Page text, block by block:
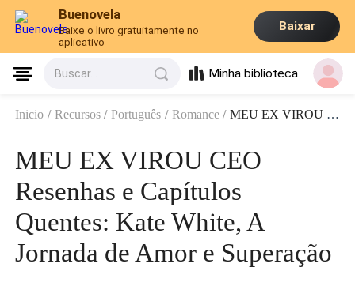
Buenovela
Baixe o livro gratuitamente no
aplicativo
Baixar
Buscar... Minha biblioteca
Inicio / Recursos / Português / Romance / MEU EX VIROU CEO Resenhas e Capítulos Quentes: Kate White, A Jornada de Amor e Superação
MEU EX VIROU CEO
Resenhas e Capítulos
Quentes: Kate White, A
Jornada de Amor e Superação